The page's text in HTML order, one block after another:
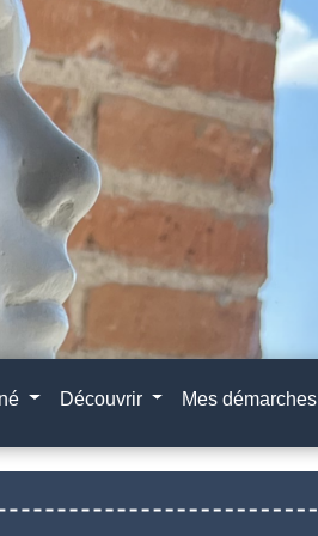
Découvrir Mes démarches